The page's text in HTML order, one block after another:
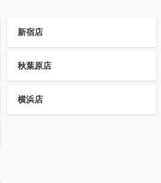
新宿店
秋葉原店
横浜店